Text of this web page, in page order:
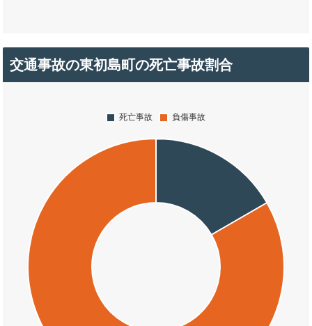
交通事故の東初島町の死亡事故割合